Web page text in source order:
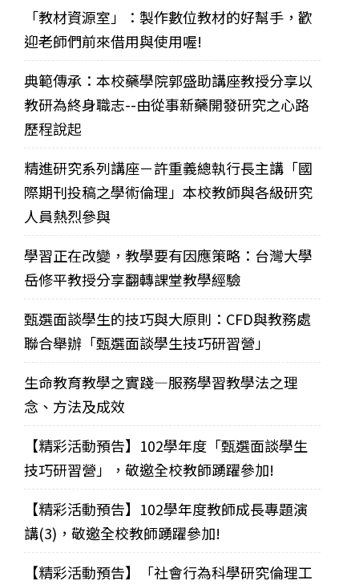
「教材資源室」：製作數位教材的好幫手，歡
迎老師們前來借用與使用喔!
典範傳承：本校藥學院郭盛助講座教授分享以
教研為終身職志--由從事新藥開發研究之心路
歷程說起
精進研究系列講座－許重義總執行長主講「國
際期刊投稿之學術倫理」本校教師與各級研究
人員熱烈參與
學習正在改變，教學要有因應策略：台灣大學
岳修平教授分享翻轉課堂教學經驗
甄選面談學生的技巧與大原則：CFD與教務處
聯合舉辦「甄選面談學生技巧研習營」
生命教育教學之實踐—服務學習教學法之理
念、方法及成效
【精彩活動預告】102學年度「甄選面談學生
技巧研習營」，敬邀全校教師踴躍參加!
【精彩活動預告】102學年度教師成長專題演
講(3)，敬邀全校教師踴躍參加!
【精彩活動預告】「社會行為科學研究倫理工